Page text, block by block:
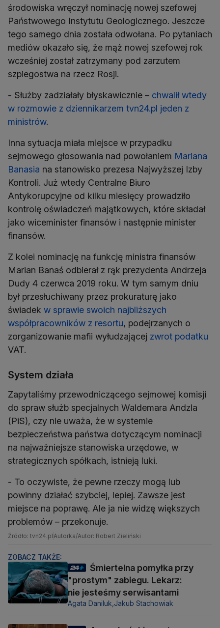
środowiska wręczył nominację nowej szefowej
Państwowego Instytutu Geologicznego. Jeszcze
tego samego dnia została odwołana. Po pytaniach
mediów okazało się, że mąż nowej szefowej rok
wcześniej został zatrzymany pod zarzutem
szpiegostwa na rzecz Rosji.
- Służby zadziałały błyskawicznie – chwalił wtedy
w rozmowie z dziennikarzem tvn24.pl jeden z
ministrów.
Inna sytuacja miała miejsce w przypadku
sejmowego głosowania nad powołaniem Mariana
Banasia na stanowisko prezesa Najwyższej Izby
Kontroli. Już wtedy Centralne Biuro
Antykorupcyjne od kilku miesięcy prowadziło
kontrolę oświadczeń majątkowych, które składał
jako wiceminister finansów i następnie minister
finansów.
Z kolei nominację na funkcję ministra finansów
Marian Banaś odbierał z rąk prezydenta Andrzeja
Dudy 4 czerwca 2019 roku. W tym samym dniu
był przesłuchiwany przez prokuraturę jako
świadek w sprawie swoich najbliższych
współpracowników z resortu, podejrzanych o
zorganizowanie mafii wyłudzającej zwrot podatku
VAT.
System działa
Zapytaliśmy przewodniczącego sejmowej komisji
do spraw służb specjalnych Waldemara Andzla
(PiS), czy nie uważa, że w systemie
bezpieczeństwa państwa dotyczącym nominacji
na najważniejsze stanowiska urzędowe, w
strategicznych spółkach, istnieją luki.
- To oczywiste, że pewne rzeczy mogą lub
powinny działać szybciej, lepiej. Zawsze jest
miejsce na poprawę. Ale ja nie widzę większych
problemów – przekonuje.
Źródło: tvn24.plAutorka/Autor: Robert Zieliński
ZOBACZ TAKŻE:
Śmiertelna pomyłka przy
"prostym" zabiegu. Lekarz:
nie jesteśmy serwisantami
Agata Daniluk, Jakub Stachowiak